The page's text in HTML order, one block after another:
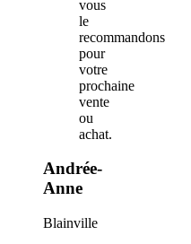
vous
le
recommandons
pour
votre
prochaine
vente
ou
achat.
Andrée-
Anne
Blainville